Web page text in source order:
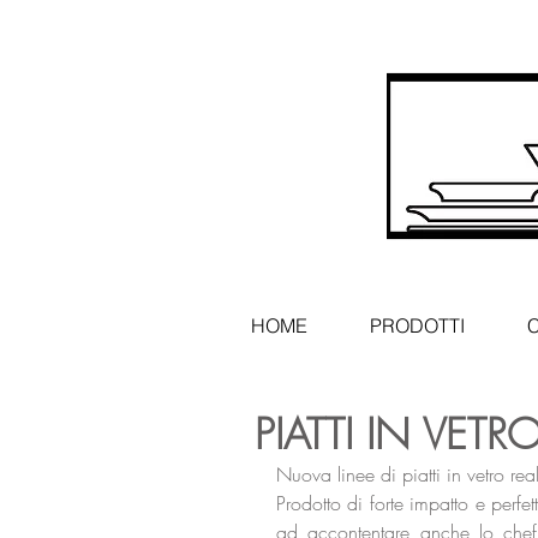
HOME PRODOTTI
PIATTI IN
Nuova linee di piatti in vetro
Prodotto di forte impatto e
ad accontentare anche lo